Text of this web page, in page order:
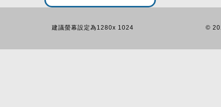
建議螢幕設定為1280x 1024 ©